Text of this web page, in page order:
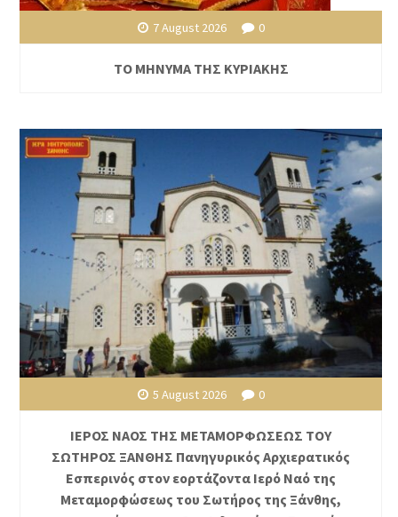
7 August 2026 0
ΤΟ ΜΗΝΥΜΑ ΤΗΣ ΚΥΡΙΑΚΗΣ
5 August 2026 0
ΙΕΡΟΣ ΝΑΟΣ ΤΗΣ ΜΕΤΑΜΟΡΦΩΣΕΩΣ ΤΟΥ
ΣΩΤΗΡΟΣ ΞΑΝΘΗΣ Πανηγυρικός Αρχιερατικός
Εσπερινός στον εορτάζοντα Ιερό Ναό της
Μεταμορφώσεως του Σωτήρος της Ξάνθης,